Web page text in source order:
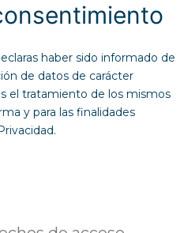
haber sido informado de
de datos de carácter
el tratamiento de los mismos
y para las finalidades